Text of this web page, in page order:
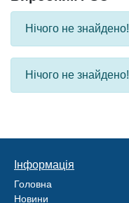
Нічого не знайдено!
Нічого не знайдено!
Інформація
Головна
Новини